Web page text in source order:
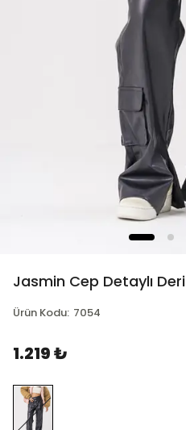
Jasmin Cep Detaylı
Ürün Kodu: 7054
1.219 ₺